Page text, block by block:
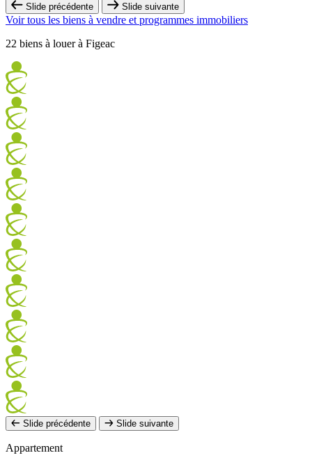
Slide précédente Slide suivante
Voir tous les biens à vendre et programmes immobiliers
22 biens à louer à Figeac
Slide précédente Slide suivante
Appartement